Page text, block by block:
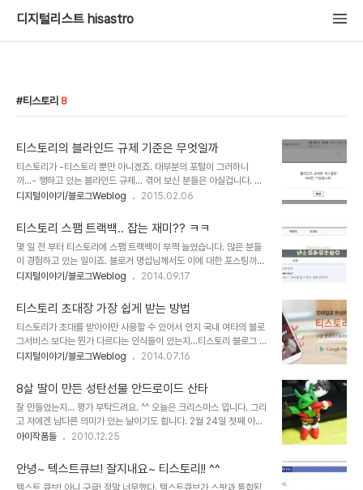
디지털리스트 hisastro
티스토리 8
티스토리의 블라인드 규제 기준은 무엇일까
티스토리가 -티스토리 뿐만 아니겠죠. 대부분의 포털이 그러하니
까...- 행하고 있는 블라인드 규제... 겪어 보신 분들은 아실겁니다. 도
대체 그 기준이 무엇인지... 답답해 지는 가슴을... 특히 그것이 블라인
욱. 티스토리 블로그 규제 정책 안내 무엇이든 관점의 차이가 있다는
것을 전제하고 있음에도 그 관점의 차이라는 것이 그저 하나의 구호에
지나지 않는다는 걸 생각하자면, 당췌 이 나라에서 어떤 의견이고, 생
각을 제대로 펼칠 수 있을런지 정말로 씁쓸할 따름입니다. 대략 티스토
리(다음.. 아니 이젠 다음카카오죠?)의 입장에서 자사에 조금이라도 불
겠지만... 적어도 글쓴이의 ..
디지털이야기/블로그Weblog 2015.02.06
티스토리 스팸 트랙백.. 잡는 재미?? ㅋㅋ
몇 일 전 부터 티스토리에 스팸 트랙백이 부쩍 늘었습니다. 많은 분들
이 경험하고 있는 일이죠. 블로거 명섭님께서도 이에 대한 포스팅까지
하셨는데... 참고할 만한 좋은 내용이었습니다. 트랙백 스팸 때문에 고
팸 트랙백’ 스팸 차단 하지 마세요. 스팸 패턴 및 대응 방안 또한 해커
C님의 스팸 트랙백 차단을 위한 스크립트를 티스토리 관리자 페이지
에서 HTML에 삽입하면 거의 완벽하게 해결되더군요. 아직 많은 시간
이 지나지 않았지만 하루 평균 200개 가까이 걸리던 건데... 코드를
추가한 후 지금까지는 괜찮은 것 같습니다. 티스토리 트랙백 스팸 차단
단하지 말고 삭제하라는 이..
디지털이야기/블로그Weblog 2014.09.17
티스토리 초대장 가장 쉽게 받는 방법
티스토리가 초대를 받아야만 사용할 수 있어서 인지 국내 여타의 블로
그서비스 보다는 뭔가 다르다는 인식들이 있는지...티스토리 블로그 초
대장 배포 포스팅을 발행하며 다시한번 확인하게 되었습니다. 포스팅
했음에도 요청하시는 분들이 있을 정도입니다. 보내드리고 싶어도 초
대장이 없으니 괜한 죄송한 마음과 아쉬움이 있었습니다. ^^ 그런데,
우연히 오늘 티스토리 공지사항을 보니... 반가운 소식이 있군요. 티스
토리 모바일(안드로이드)용 앱을 런칭하면서 그 기념?으로 앱을 받으
면 티스토리 초대장을 바로 무료로 1장씩 선물한다고 합니다. 정책은
티스토리 모바일 앱 설치하시고 티스토리 ..
디지털이야기/블로그Weblog 2014.07.16
8살 딸이 만든 성탄선물 안드로이드 산타
잘 만들었는지... 평가 부탁드려요. ^^ 오늘은 크리스마스 입니다. 그리
고 저에겐 남다른 의미가 있는 날이기도 합니다. 2월 24일 첫째 아이
가 태어난 날이기 때문입니다. ^^ 음~ 그런데, 어떤 종교적인 바탕이
그건 어린 아이들의 모습에서도 바로 알 수 있는 일입니다. 그 크리스
마스라고 하여 특별히 해주는 것 없어도 아이들은 뭐가 좋은지 캐롤을
아이작품들 2010.12.25
안녕~ 텍스트큐브! 잘지내요~ 티스토리!! ^^
텍스트 큐브! 아니 구글! 정말 너무했다. 텍스트큐브가 스팟과 통합된